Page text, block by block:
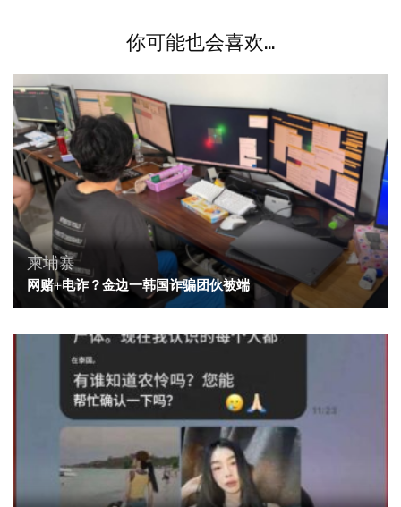
你可能也会喜欢...
柬埔寨
网赌+电诈？金边一韩国诈骗团伙被端